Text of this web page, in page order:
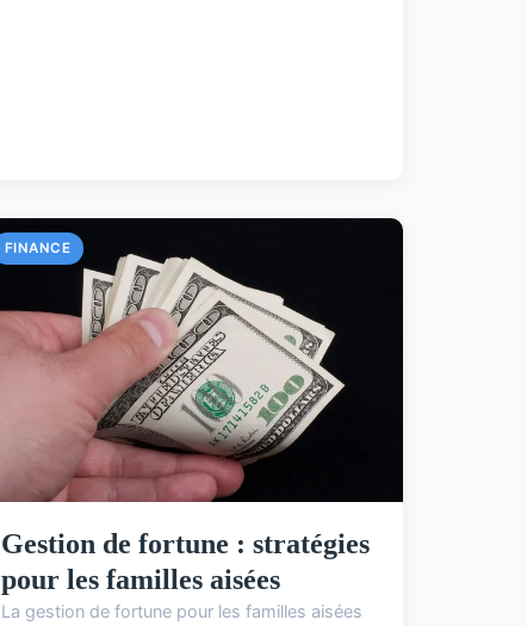
FINANCE
Gestion de fortune : stratégies
pour les familles aisées
La gestion de fortune pour les familles aisées